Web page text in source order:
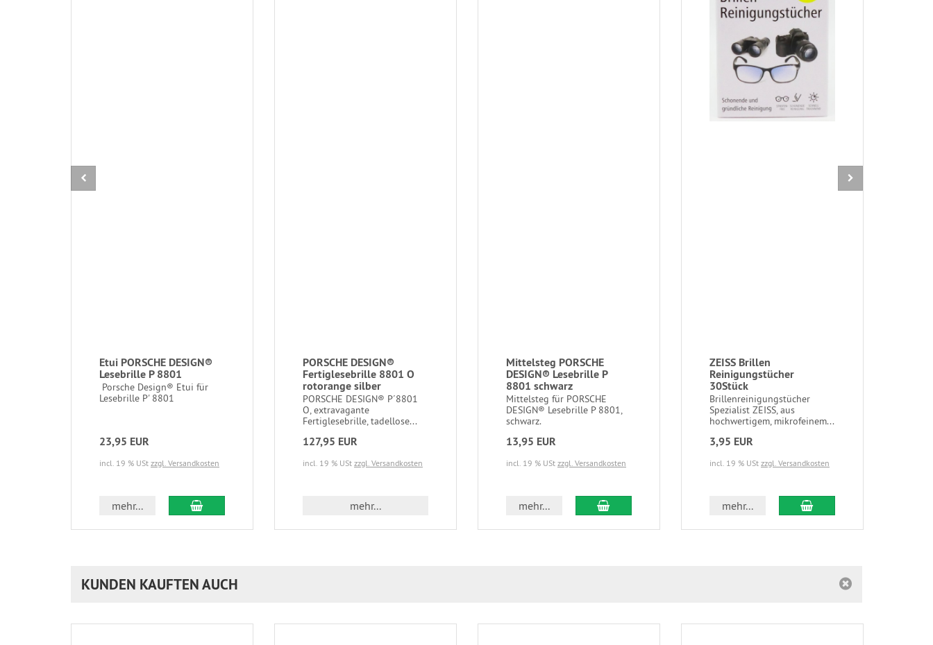
Etui PORSCHE DESIGN®
Lesebrille P 8801
Porsche Design® Etui für
Lesebrille P' 8801
23,95 EUR
incl. 19 % USt zzgl. Versandkosten
mehr... In den Warenkorb
PORSCHE DESIGN®
Fertiglesebrille 8801 O
rotorange silber
PORSCHE DESIGN® P´8801
O, extravagante
Fertiglesebrille, tadellose...
127,95 EUR
incl. 19 % USt zzgl. Versandkosten
mehr...
Mittelsteg PORSCHE
DESIGN® Lesebrille P
8801 schwarz
Mittelsteg für PORSCHE
DESIGN® Lesebrille P 8801,
schwarz.
13,95 EUR
incl. 19 % USt zzgl. Versandkosten
mehr... In den Warenkorb
ZEISS Brillen
Reinigungstücher
30Stück
Brillenreinigungstücher
Spezialist ZEISS, aus
hochwertigem, mikrofeinem...
3,95 EUR
incl. 19 % USt zzgl. Versandkosten
mehr... In den Warenkorb
KUNDEN KAUFTEN AUCH